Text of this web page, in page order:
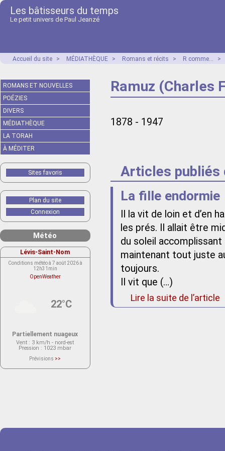
Les bâtisseurs du temps
Le petit univers de Paul Jeanzé
Accueil du site > MÉDIATHÈQUE > Romans et récits > R comme... >
Ramuz (Charles
1878 - 1947
Articles publiés
La fille endormie
Il la vit de loin et d’en
les prés. Il allait être
du soleil
maintenant tout juste
toujours.
Il vit que (…)
Lire la suite de l’article
ROMANS ET NOUVELLES
POÉZIES
DIVERS
MÉDIATHÈQUE
LA TORAH
À MÉDITER
Sites favoris
Plan du site
Connexion
Météo
Lévis-Saint-Nom
Conditions météo à 7 août 2026 à
12h31min
OpenWeather
22°C
Partiellement nuageux
Vent : 3 km/h - nord-est
Pression : 1023 mbar
Prévisions >>
actuellement aucune prévision